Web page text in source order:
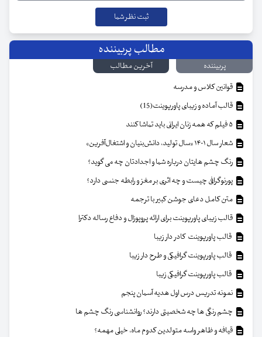
مطالب پربیننده
پربیننده
آخرین مطالب
قوانین کلاس و مدرسه
قالب آماده و زیبای پاورپوینت(15)
شعار سال ۱۴۰۱ «سال تولید، دانش‌بنیان و اشتغال‌آفرین»
رنگ چشم هایتان درباره شما و اجدادتان چه می گوید؟
پورنوگرافی چیست و چه اثری بر مغز و رابطه جنسی دارد؟
متن کامل دعای جوشن کبیر با ترجمه
قالب زیبای پاورپوینت برای ارائه پروپوزال و دفاع رساله دکترا
قالب پاورپوینت کادر دار زیبا
قالب پاورپوینت گرافیکی و طرح دار زیبا
قالب پاورپوینت گرافیکی زیبا
نمونه تدریس درس اول هدیه آسمان پنجم
چشم رنگی ها چه شخصیتی دارند؟ روانشناسی رنگ چشم ها
قیافه و ظاهر واسه متولدین کدوم ماه، خیلی مهمه؟